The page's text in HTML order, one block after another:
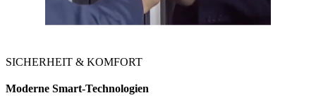
SICHERHEIT & KOMFORT
Moderne Smart-Technologien